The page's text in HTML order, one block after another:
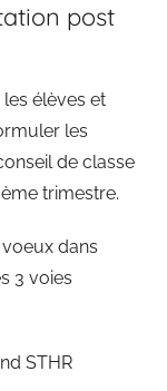
post
les élèves et
les
de classe
trimestre.
dans
3 voies
STHR